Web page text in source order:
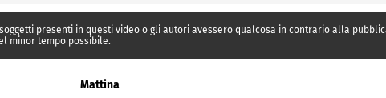
presenti in questi video o gli autori avessero qualcosa in contrario alla
minor tempo possibile.
Mattina